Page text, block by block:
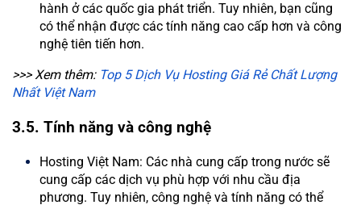
hành ở các quốc gia phát triển. Tuy nhiên, bạn cũng
có thể nhận được các tính năng cao cấp hơn và công
nghệ tiên tiến hơn.
>>> Xem thêm: Top 5 Dịch Vụ Hosting Giá Rẻ Chất Lượng
Nhất Việt Nam
3.5. Tính năng và công nghệ
Hosting Việt Nam: Các nhà cung cấp trong nước sẽ
cung cấp các dịch vụ phù hợp với nhu cầu địa
phương. Tuy nhiên, công nghệ và tính năng có thể